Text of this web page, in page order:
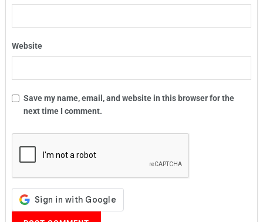
Website
Save my name, email, and website in this browser for the
next time I comment.